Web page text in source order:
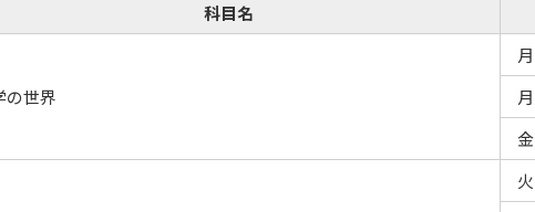
科目名
の世界
月
月
金
火